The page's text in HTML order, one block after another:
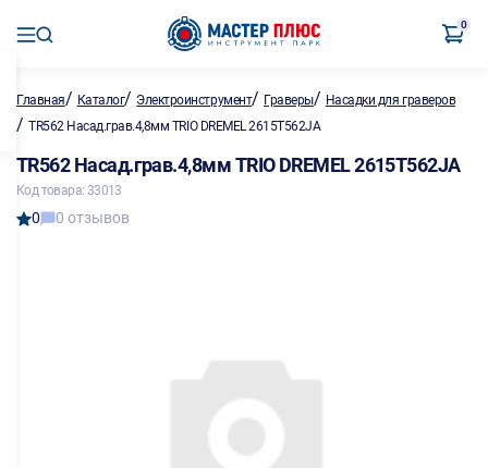
0
Главная/ Каталог/ Электроинструмент/ Граверы/ Насадки для граверов
/ TR562 Насад.грав.4,8мм TRIO DREMEL 2615T562JA
TR562 Насад.грав.4,8мм TRIO DREMEL 2615T562JA
Код товара: 33013
0 0 отзывов